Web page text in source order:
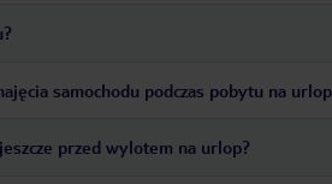
samochodu podczas pobytu na
przed wylotem na urlop?